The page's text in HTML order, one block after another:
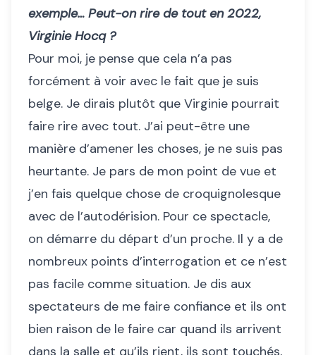
exemple… Peut-on rire de tout en 2022,
Virginie Hocq ?
Pour moi, je pense que cela n’a pas
forcément à voir avec le fait que je suis
belge. Je dirais plutôt que Virginie pourrait
faire rire avec tout. J’ai peut-être une
manière d’amener les choses, je ne suis pas
heurtante. Je pars de mon point de vue et
j’en fais quelque chose de croquignolesque
avec de l’autodérision. Pour ce spectacle,
on démarre du départ d’un proche. Il y a de
nombreux points d’interrogation et ce n’est
pas facile comme situation. Je dis aux
spectateurs de me faire confiance et ils ont
bien raison de le faire car quand ils arrivent
dans la salle et qu’ils rient, ils sont touchés,